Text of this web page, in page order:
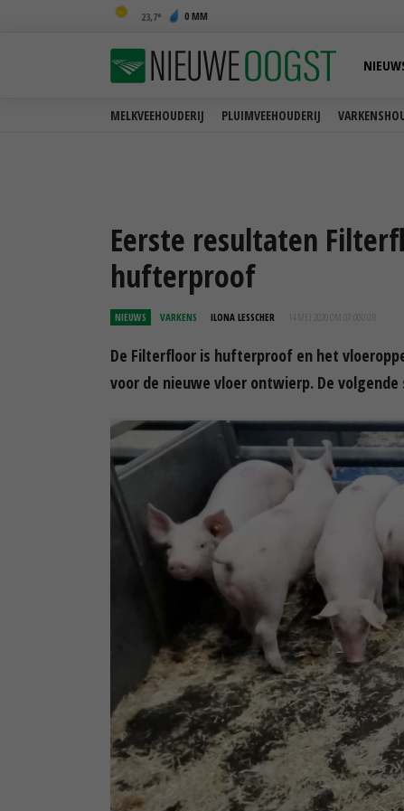
23,7 0 MM
MELKVEEHOUDERIJ PLUIMVEEHOUDERIJ
Eerste resultaten
hufterproof
NIEUWS VARKENS ILONA LESSCHER 14 MEI 2020 OM 07:00
De Filterfloor is hufterproof en het
voor de nieuwe vloer ontwierp. De